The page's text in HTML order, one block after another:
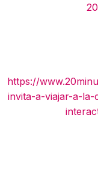
https://
invita-a-viajar-a-